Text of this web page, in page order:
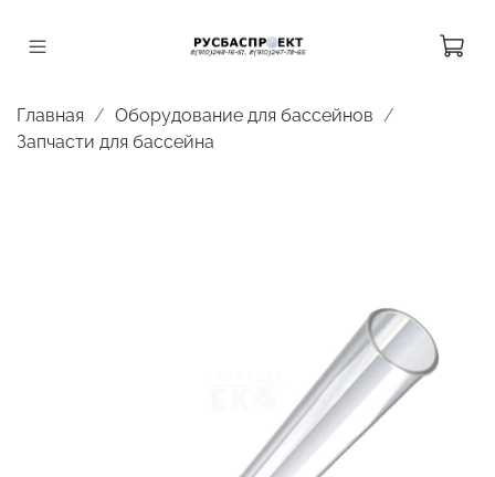
Главная
Оборудование для бассейнов
Запчасти для бассейна